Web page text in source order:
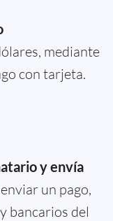
mediante
con tarjeta.
y envía
un pago,
bancarios del